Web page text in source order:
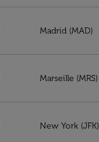
Madrid (MAD)
Marseille (MRS)
New York (JFK)